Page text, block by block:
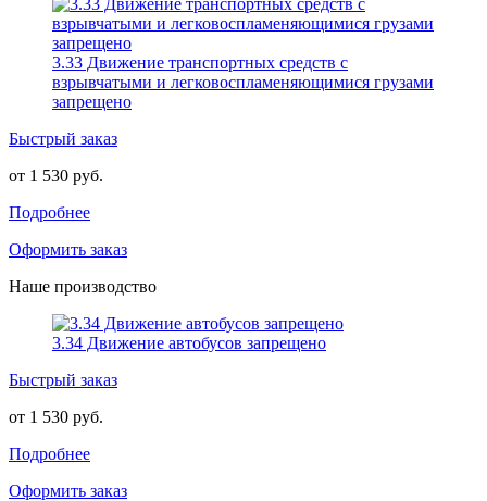
3.33 Движение транспортных средств с
взрывчатыми и легковоспламеняющимися грузами
запрещено
Быстрый заказ
от 1 530 руб.
Подробнее
Оформить заказ
Наше производство
3.34 Движение автобусов запрещено
Быстрый заказ
от 1 530 руб.
Подробнее
Оформить заказ